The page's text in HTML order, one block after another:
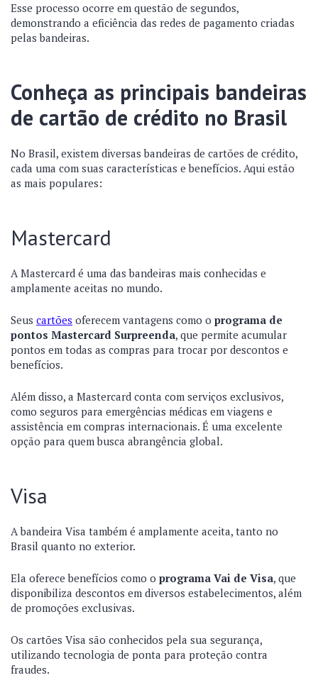
Esse processo ocorre em questão de segundos,
demonstrando a eficiência das redes de pagamento criadas
pelas bandeiras.
Conheça as principais bandeiras
de cartão de crédito no Brasil
No Brasil, existem diversas bandeiras de cartões de crédito,
cada uma com suas características e benefícios. Aqui estão
as mais populares:
Mastercard
A Mastercard é uma das bandeiras mais conhecidas e
amplamente aceitas no mundo.
Seus cartões oferecem vantagens como o programa de
pontos Mastercard Surpreenda, que permite acumular
pontos em todas as compras para trocar por descontos e
benefícios.
Além disso, a Mastercard conta com serviços exclusivos,
como seguros para emergências médicas em viagens e
assistência em compras internacionais. É uma excelente
opção para quem busca abrangência global.
Visa
A bandeira Visa também é amplamente aceita, tanto no
Brasil quanto no exterior.
Ela oferece benefícios como o programa Vai de Visa, que
disponibiliza descontos em diversos estabelecimentos, além
de promoções exclusivas.
Os cartões Visa são conhecidos pela sua segurança,
utilizando tecnologia de ponta para proteção contra
fraudes.